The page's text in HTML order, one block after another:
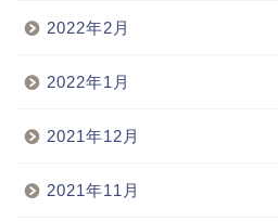
2022年2月
2022年1月
2021年12月
2021年11月